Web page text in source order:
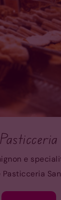
Pasticceria
e